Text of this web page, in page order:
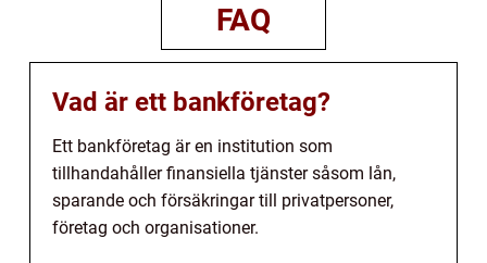
FAQ
Vad är ett bankföretag?
Ett bankföretag är en institution som
tillhandahåller finansiella tjänster såsom lån,
sparande och försäkringar till privatpersoner,
företag och organisationer.